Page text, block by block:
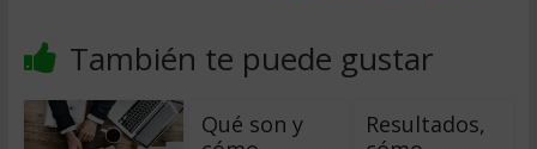
También te puede gustar
Qué son y
Resultados,